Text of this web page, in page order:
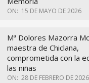
ON: 15 DE MAYO DE 2026
Mª Dolores Mazorra
maestra de Chiclana,
comprometida con la
las niñas
ON: 28 DE FEBRERO DE 2026